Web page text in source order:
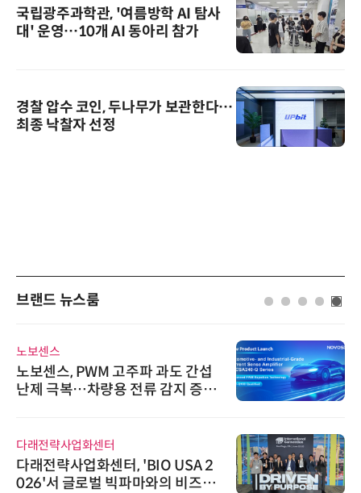
국립광주과학관, '여름방학 AI 탐사
대' 운영…10개 AI 동아리 참가
경찰 압수 코인, 두나무가 보관한다…
최종 낙찰자 선정
브랜드 뉴스룸
노보센스
노보센스, PWM 고주파 과도 간섭
난제 극복…차량용 전류 감지 증폭
다래전략사업화센터
다래전략사업화센터, 'BIO USA 2
026'서 글로벌 빅파마와의 비즈니